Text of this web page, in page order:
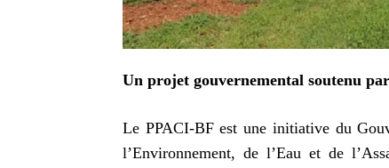
Un projet gouvernemental soutenu
Le PPACI-BF est une initiative du
l’Environnement, de l’Eau et de